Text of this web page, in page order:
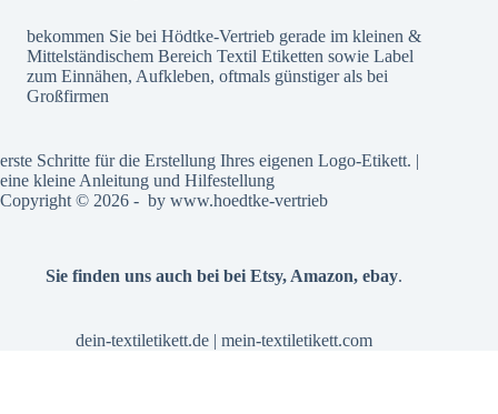
bekommen Sie bei Hödtke-Vertrieb gerade im kleinen &
Mittelständischem Bereich Textil Etiketten sowie Label
zum Einnähen, Aufkleben, oftmals günstiger als bei
Großfirmen
erste Schritte für die Erstellung Ihres eigenen Logo-Etikett. |
eine kleine Anleitung und Hilfestellung
Copyright © 2026 - by www.hoedtke-vertrieb
Sie finden uns auch bei beiEtsy, Amazon,ebay.
dein-textiletikett.de |mein-textiletikett.com